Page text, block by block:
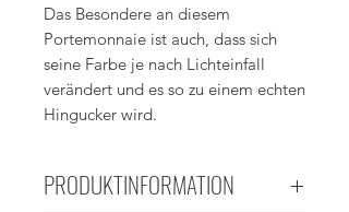
Das Besondere an diesem
Portemonnaie ist auch, dass sich
seine Farbe je nach Lichteinfall
verändert und es so zu einem echten
Hingucker wird.
PRODUKTINFORMATION